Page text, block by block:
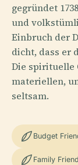
gegründet
und
Einbruch der
dicht, dass er
Die spirituelle
materiellen,
seltsam.
Budget
Family